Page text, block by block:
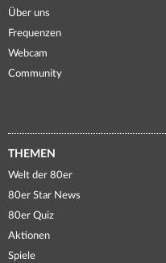
Über uns
Frequenzen
Webcam
Community
THEMEN
Welt der 80er
80er Star News
80er Quiz
Aktionen
Spiele